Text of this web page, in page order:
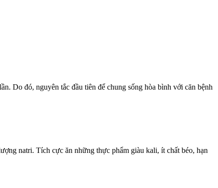
Do đó, nguyên tắc đầu tiên để chung sống hòa bình với căn bệnh
natri. Tích cực ăn những thực phẩm giàu kali, ít chất béo, hạn